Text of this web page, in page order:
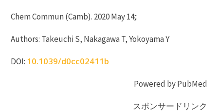
Chem Commun (Camb). 2020 May 14;:
Authors: Takeuchi S, Nakagawa T, Yokoyama Y
DOI: 10.1039/d0cc02411b
Powered by PubMed
スポンサードリンク